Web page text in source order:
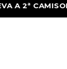
A 2ª